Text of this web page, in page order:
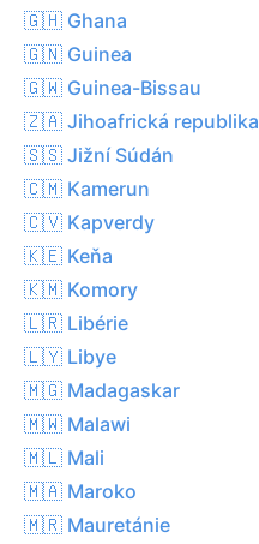
🇬🇭 Ghana
🇬🇳 Guinea
🇬🇼 Guinea-Bissau
🇿🇦 Jihoafrická republika
🇸🇸 Jižní Súdán
🇨🇲 Kamerun
🇨🇻 Kapverdy
🇰🇪 Keňa
🇰🇲 Komory
🇱🇷 Libérie
🇱🇾 Libye
🇲🇬 Madagaskar
🇲🇼 Malawi
🇲🇱 Mali
🇲🇦 Maroko
🇲🇷 Mauretánie